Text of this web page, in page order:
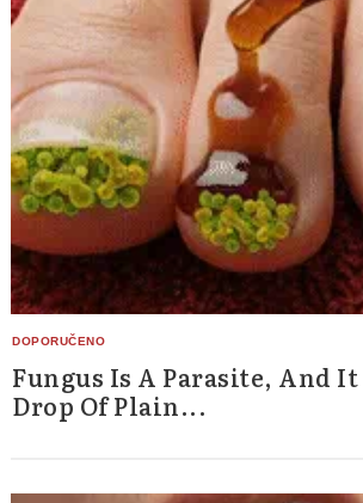
Fungus Is A Parasite, And
Drop Of Plain...